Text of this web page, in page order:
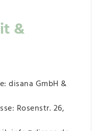
&
disana GmbH &
Rosenstr. 26,